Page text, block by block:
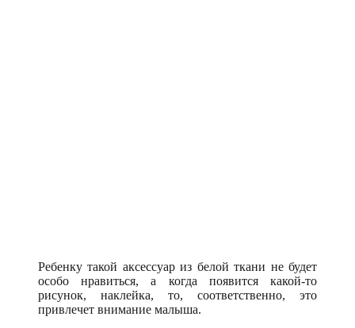
Ребенку такой аксессуар из белой ткани не будет
особо нравиться, а когда появится какой-то
рисунок, наклейка, то, соответственно, это
привлечет внимание малыша.